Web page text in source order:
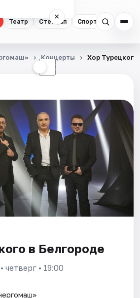
Театр Стендап Спорт
×
☾
Концерты Хор Турецкого
в Белгороде
• четверг • 19:00